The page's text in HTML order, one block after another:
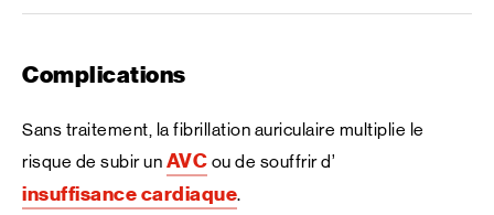
Complications
Sans traitement, la fibrillation auriculaire multiplie le
risque de subir un AVC ou de souffrir d’
insuffisance cardiaque.